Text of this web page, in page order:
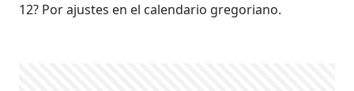
12? Por ajustes en el calendario gregoriano.